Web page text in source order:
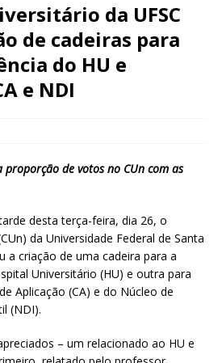
da UFSC
de cadeiras para
do HU e
e NDI
de votos no CUn com as
desta terça-feira, dia 26, o
da Universidade Federal de Santa
a criação de uma cadeira para a
Universitário (HU) e outra para
Aplicação (CA) e do Núcleo de
(NDI).
– um relacionado ao HU e